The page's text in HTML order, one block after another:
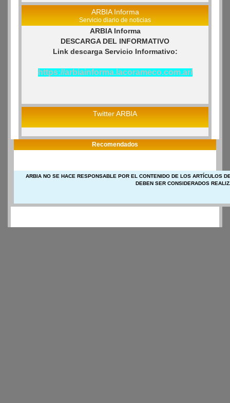
ARBIA Informa
Servicio diario de noticias
ARBIA Informa
DESCARGA DEL INFORMATIVO
Link descarga Servicio Informativo:
https://arbiainforma.lacorameco.com.ar/
Twitter ARBIA
Recomendados
ARBIA NO SE HACE RESPONSABLE POR EL CONTENIDO DE LOS ARTÍCULOS
DEBEN SER CONSIDERADOS